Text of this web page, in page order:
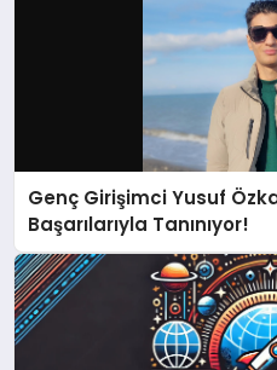
Genç Girişimci Yusuf
Başarılarıyla Tanınıyor!